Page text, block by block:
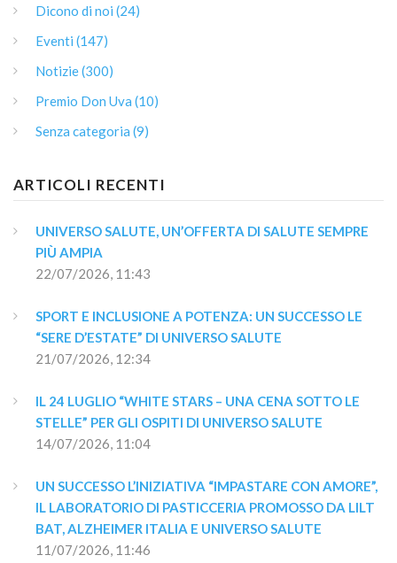
Dicono di noi (24)
Eventi (147)
Notizie (300)
Premio Don Uva (10)
Senza categoria (9)
ARTICOLI RECENTI
UNIVERSO SALUTE, UN’OFFERTA DI SALUTE SEMPRE
PIÙ AMPIA
22/07/2026, 11:43
SPORT E INCLUSIONE A POTENZA: UN SUCCESSO LE
“SERE D’ESTATE” DI UNIVERSO SALUTE
21/07/2026, 12:34
IL 24 LUGLIO “WHITE STARS – UNA CENA SOTTO LE
STELLE” PER GLI OSPITI DI UNIVERSO SALUTE
14/07/2026, 11:04
UN SUCCESSO L’INIZIATIVA “IMPASTARE CON AMORE”,
IL LABORATORIO DI PASTICCERIA PROMOSSO DA LILT
BAT, ALZHEIMER ITALIA E UNIVERSO SALUTE
11/07/2026, 11:46